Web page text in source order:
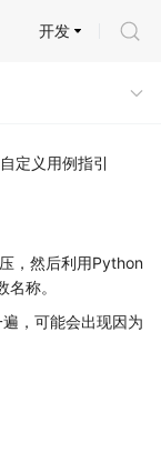
开发
自定义用例指引
，然后利用Python
称。
，可能会出现因为